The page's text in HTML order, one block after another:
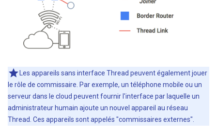
Les appareils sans interface Thread peuvent également jouer
le rôle de commissaire. Par exemple, un téléphone mobile ou un
serveur dans le cloud peuvent fournir l'interface par laquelle un
administrateur humain ajoute un nouvel appareil au réseau
Thread. Ces appareils sont appelés "commissaires externes".